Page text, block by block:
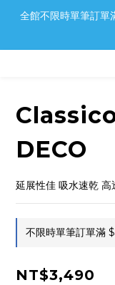
全館不限時單筆訂
Classico
DECO
延展性佳 吸水速乾 高
不限時單筆訂單滿
NT$3,490